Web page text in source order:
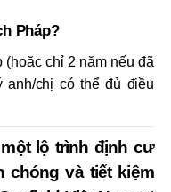
Pháp?
chỉ 2 năm nếu đã
anh/chị có thể đủ điều
lộ trình định cư
chóng và tiết kiệm